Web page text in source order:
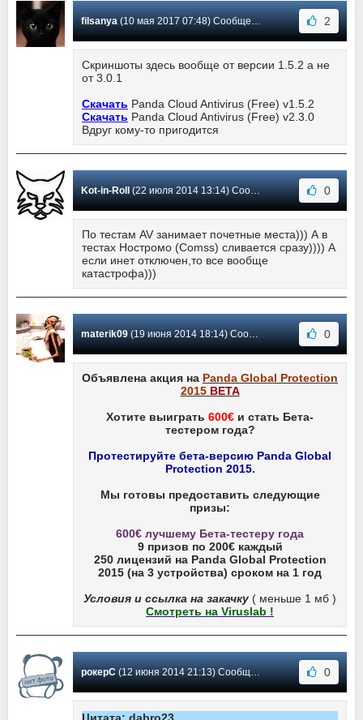
filsanya(10 мая 2017 07:48) Сообщение #142 2
Скриншоты здесь вообще от версии 1.5.2 а не
от 3.0.1
Скачать Panda Cloud Antivirus (Free) v1.5.2
Скачать Panda Cloud Antivirus (Free) v2.3.0
Вдруг кому-то пригодится
Kot-in-Roll (22 июля 2014 13:14) Сообщение #141 0
По тестам AV занимает почетные места))) А в
тестах Ностромо (Comss) сливается сразу)))) А
если инет отключен,то все вообще
катастрофа)))
materik09(19 июня 2014 18:14) Сообщение #140 0
Объявлена акция на Panda Global Protection
2015 BETA
Хотите выиграть 600€ и стать Бета-
тестером года?
Протестируйте бета-версию Panda Global
Protection 2015.
Мы готовы предоставить следующие
призы:
600€ лучшему Бета-тестеру года
9 призов по 200€ каждый
250 лицензий на Panda Global Protection
2015 (на 3 устройства) сроком на 1 год
Условия и ссылка на закачку ( меньше 1 мб )
Cмотреть на Viruslab !
рокерС(12 июня 2014 21:13) Сообщение #139 0